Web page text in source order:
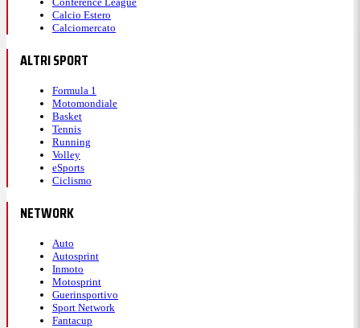
Calcio Estero
Calciomercato
ALTRI SPORT
Formula 1
Motomondiale
Basket
Tennis
Running
Volley
eSports
Ciclismo
NETWORK
Auto
Autosprint
Inmoto
Motosprint
Guerinsportivo
Sport Network
Fantacup